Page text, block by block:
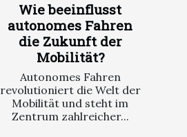
Wie beeinflusst
autonomes Fahren
die Zukunft der
Mobilität?
Autonomes Fahren
revolutioniert die Welt der
Mobilität und steht im
Zentrum zahlreicher...